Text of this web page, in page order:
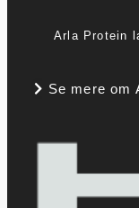
Arla Protein
Se mere om